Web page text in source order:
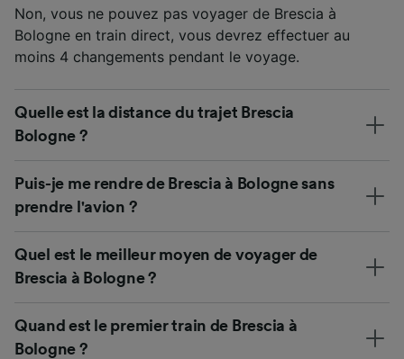
Non, vous ne pouvez pas voyager de Brescia à
Bologne en train direct, vous devrez effectuer au
moins 4 changements pendant le voyage.
Quelle est la distance du trajet Brescia
Bologne ?
Puis-je me rendre de Brescia à Bologne sans
prendre l'avion ?
Quel est le meilleur moyen de voyager de
Brescia à Bologne ?
Quand est le premier train de Brescia à
Bologne ?